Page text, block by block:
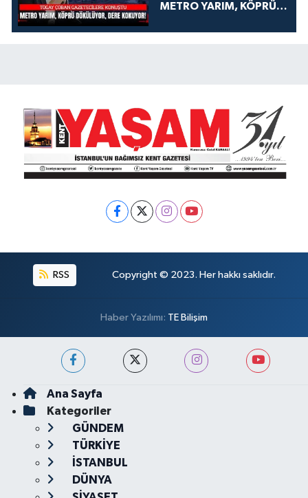
METRO YARIM, KÖPRÜ
KOKUYOR!
RSS Copyright © 2023. Her hakkı saklıdır.
Haber Yazılımı: TE Bilişim
Ana Sayfa
Kategoriler
GÜNDEM
TÜRKİYE
İSTANBUL
DÜNYA